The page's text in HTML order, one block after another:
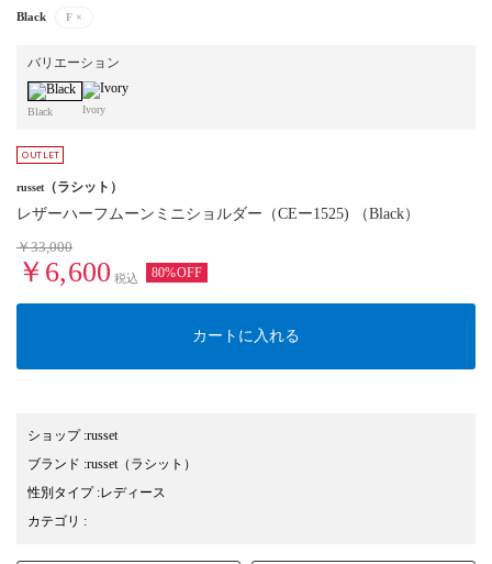
Black F ×
バリエーション
Black Ivory
russet （ラシット）
レザーハーフムーンミニショルダー（CEー1525) （Black）
￥33,000
￥6,600 税込 80%OFF
カートに入れる
ショップ:russet
ブランド :russet （ラシット）
性別タイプ:レディース
カテゴリ :